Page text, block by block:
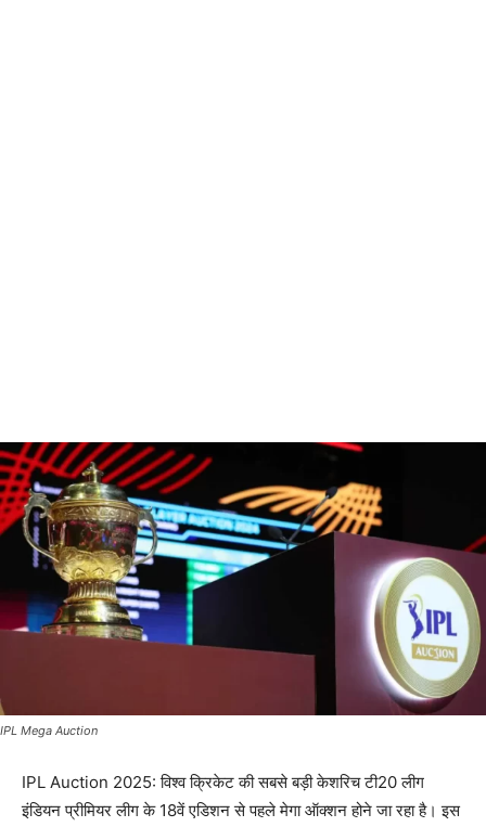
IPL Mega Auction
IPL Auction 2025: विश्व क्रिकेट की सबसे बड़ी केशरिच टी20 लीग
इंडियन प्रीमियर लीग के 18वें एडिशन से पहले मेगा ऑक्शन होने जा रहा है। इस